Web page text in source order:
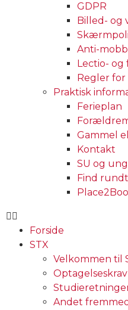
GDPR
Billed- og
Anti-
Lectio-
Regler for
Praktisk
Ferieplan
Gammel
Kontakt
SU og
Find
Forside
STX
Velkommen til
Andet